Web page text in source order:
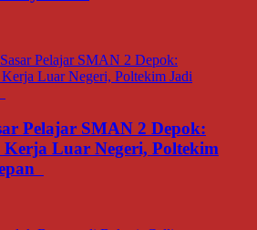
Pelajar SMAN 2 Depok:
Kerja Luar Negeri, Poltekim